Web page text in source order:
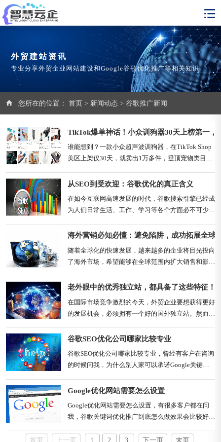
外贸建站资讯
专业分享外贸企业网站建设和Google谷歌优化推广等相关知识
您所在的位置： 首页 > 新闻动态 > 谷歌推广新闻
TikTok爆单神话！小众训狗器30天上榜第一，
谁能想到？一款小众超声波训狗器，在TikTok Shop
美区上架仅30天，就卖出1万多件，登顶宠物类目销
135.54万元），没有蛰伏期，直接爆火！这款训狗器
狗狗、不干扰人类，轻松解决狗狗狂吠、乱跑等问
题，契合素质养狗理念。同时......
从SEO到受欢迎：谷歌优化的真正含义
在如今互联网高速发展的时代，谷歌搜索引擎已经成
为人们日常生活、工作、学习等各个方面必不可少的
过70亿次，这也说明了谷歌搜索引擎在互联网领域
歌搜索结果页面中排名靠前的网站非常重要，因为这
意味着更多的流量、更高的知名度、更多的销售
机......
海外营销必知必懂：避免陷阱，成功拓展全球
随着全球化的快速发展，越来越多的企业将目光投向
了海外市场，希望能够在全球范围内扩大销售和影响
含着许多值得注意的陷阱和雷区。一、选择合作对象
数，可能会采用不正当手段，如利用诱导、黑产托粉
等方式来人造粉丝，使得他们的实际影响力大大......
老外眼中的优秀独立站，都具备了这些特征！
在国际市场竞争激烈的今天，外贸企业要想获得更好
的发展机会，必须拥有一个好的国外独立站。然而，
据多年累积的经验告诉你！01快速加载网页加载速
就是金钱。据国际标准，网站的平均打开时间不得超
过1秒钟。因此，外贸站点在设计和代码方面都必......
谷歌SEO优化公司哪家比较专业
谷歌SEO优化公司哪家比较专业，曾经有客户在咨询
的时候问我，为什么别人家可以承诺Google关键词
人家承诺的是上词量，并非是指定的词，承诺收录
只要内容没有问题。就连阿里巴巴也在做谷歌推广，
这也证明了无论多么强大的企业，都需......
Google优化网站需要怎么设置
Google优化网站需要怎么设置，有很多客户都在问
我，谷歌关键词优化推广到底怎么做效果会比较好？
化，付出的精力多Google上的排名和效果是能看得
首页 上一页 1 2 3 下一页 末页